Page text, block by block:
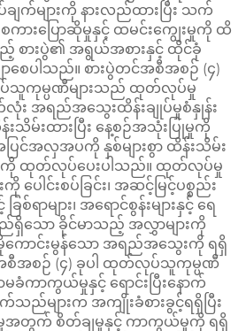
ျက်များကို နားလည်ထားပြီး သက်
ားပြောဆိုမှုနှင့် ထမင်းကျွေးမှုကို ထိ
ည့် စားပွဲ၏ အရွယ်အစားနှင့် ထိုင်ခုံ
စေပါသည်။ စားပွဲတင်အစီအစဉ် (၄)
ပ်သူကုမ္ပဏီများသည် ထုတ်လုပ်မှု
လုံး အရည်အသွေးထိန်းချုပ်မှုစံနှုန်း
းသိမ်းထားပြီး နေ့စဉ်အသုံးပြုမှုကို
င်အလှအပကို နှစ်များစွာ ထိန်းသိမ်း
းကို ထုတ်လုပ်ပေးပါသည်။ ထုတ်လုပ်မှု
ပေါင်းစပ်ခြင်း၊ အဆင့်မြင့်ပစ္စည်း
ြစ်ရာများ၊ အရောင်စွန်းများနှင့် ရေ
ည်ရှိသော ခိုင်မာသည့် အလွှာများကို
မိုကောင်းမွန်သော အရည်အသွေးကို ရရှိ
စီအစဉ် (၄) ခုပါ ထုတ်လုပ်သူကုမ္ပဏီ
မခံကာကွယ်မှုနှင့် ရောင်းပြီးနောက်
သည်များက အကျိုးခံစားခွင့်ရရှိပြီး
မှုအတွက် စိတ်ချမှုနှင့် ကာကွယ်မှုကို ရရှိ